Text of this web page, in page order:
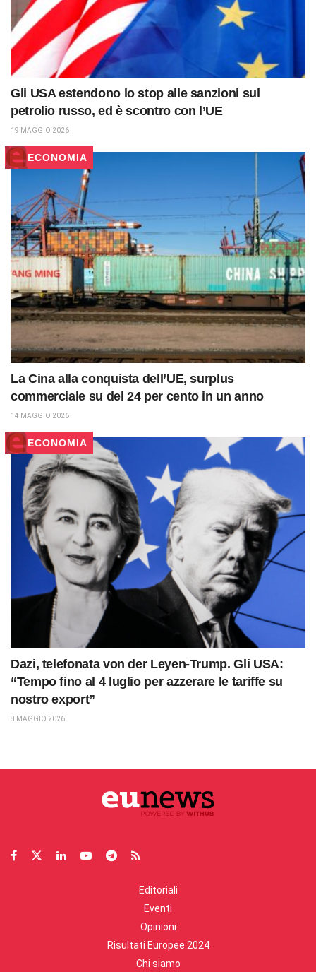
Gli USA estendono lo stop alle sanzioni sul
petrolio russo, ed è scontro con l’UE
19 MAGGIO 2026
ECONOMIA
La Cina alla conquista dell’UE, surplus
commerciale su del 24 per cento in un anno
14 MAGGIO 2026
ECONOMIA
Dazi, telefonata von der Leyen-Trump. Gli USA:
“Tempo fino al 4 luglio per azzerare le tariffe su
nostro export”
8 MAGGIO 2026
Editoriali
Eventi
Opinioni
Risultati Europee 2024
Chi siamo